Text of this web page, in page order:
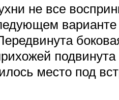
не все
варианте
место под